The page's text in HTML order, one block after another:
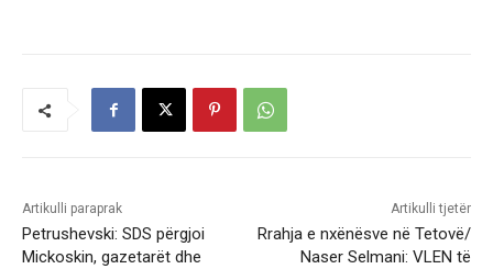
Artikulli paraprak
Petrushevski: SDS përgjoi
Mickoskin, gazetarët dhe
Artikulli tjetër
Rrahja e nxënësve në Tetovë/
Naser Selmani: VLEN të